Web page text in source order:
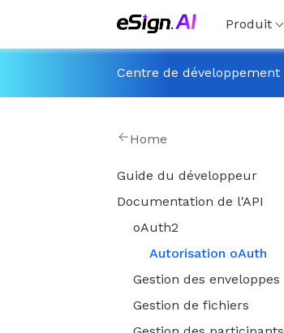
Produit
Centre de développement
Home
Guide du développeur
Documentation de l'API
oAuth2
Autorisation oAuth
Gestion des enveloppes
Gestion de fichiers